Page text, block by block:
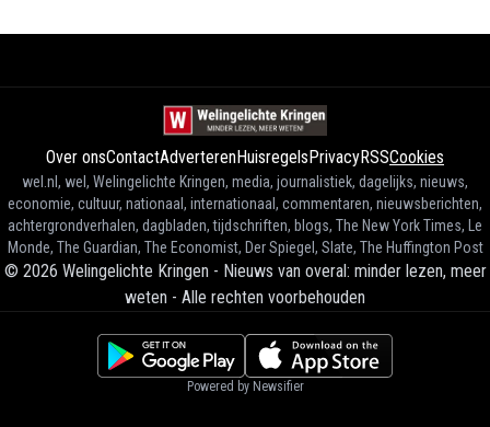
Over onsContactAdverterenHuisregelsPrivacyRSSCookies
wel.nl, wel, Welingelichte Kringen, media, journalistiek, dagelijks, nieuws,
economie, cultuur, nationaal, internationaal, commentaren, nieuwsberichten,
achtergrondverhalen, dagbladen, tijdschriften, blogs, The New York Times, Le
Monde, The Guardian, The Economist, Der Spiegel, Slate, The Huffington Post
© 2026 Welingelichte Kringen - Nieuws van overal: minder lezen, meer
weten - Alle rechten voorbehouden
Powered by Newsifier